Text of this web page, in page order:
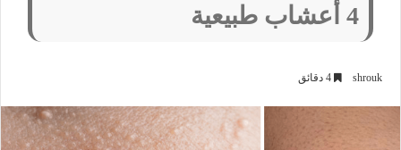
4 أعشاب طبيعية
shrouk